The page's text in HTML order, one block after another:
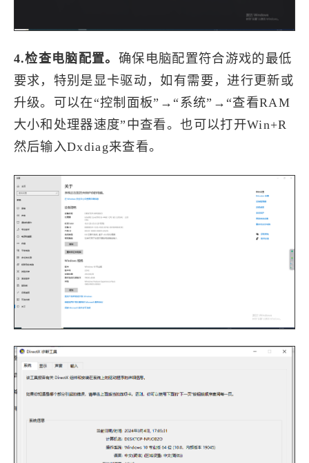
4.检查电脑配置。 确保电脑配置符合游戏的最低
要求，特别是显卡驱动，如有需要，进行更新或
升级。可以在“控制面板”→“系统”→“查看RAM
大小和处理器速度”中查看。也可以打开Win+R
然后输入Dxdiag来查看。